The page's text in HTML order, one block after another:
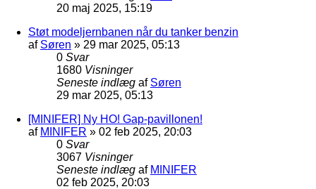
20 maj 2025, 15:19
Støt modeljernbanen når du tanker benzin
af Søren » 29 mar 2025, 05:13
0 Svar
1680 Visninger
Seneste indlæg af Søren
29 mar 2025, 05:13
[MINIFER] Ny HO! Gap-pavillonen!
af MINIFER » 02 feb 2025, 20:03
0 Svar
3067 Visninger
Seneste indlæg af MINIFER
02 feb 2025, 20:03